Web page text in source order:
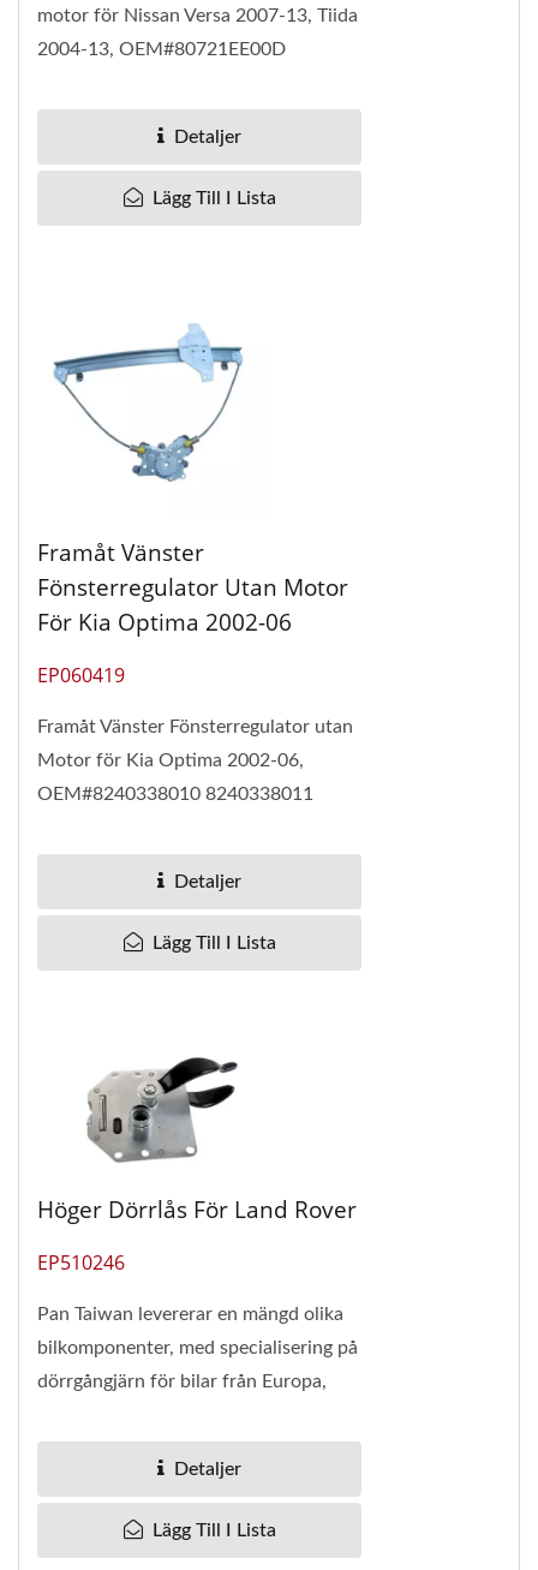
motor för Nissan Versa 2007-13, Tiida
2004-13, OEM#80721EE00D
80721EE10C 80721-EE00D 80721-
EE00C 80721-EE10B 80721-EE10C
Detaljer
Lägg Till I Lista
Framåt Vänster
Fönsterregulator Utan Motor
För Kia Optima 2002-06
EP060419
Framåt Vänster Fönsterregulator utan
Motor för Kia Optima 2002-06,
OEM#8240338010 8240338011
Taiwan producerar
Detaljer
Lägg Till I Lista
Höger Dörrlås För Land Rover
EP510246
Pan Taiwan levererar en mängd olika
bilkomponenter, med specialisering på
dörrgångjärn för bilar från Europa,
försäkrar...
Detaljer
Lägg Till I Lista